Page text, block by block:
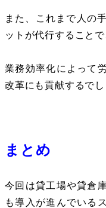
また、これまで人の
ットが代行すること
業務効率化によって
改革にも貢献するでし
まとめ
今回は貸工場や貸倉
も導入が進んでいる